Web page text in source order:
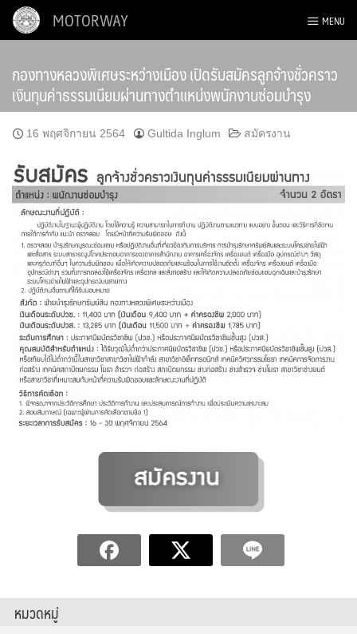
Skip
MOTORWAY MENU
กองทางหลวงพิเศษระหว่างเมือง เปิดรับสมัครลูกจ้างชั่วคราว
เงินทุนค่าธรรมเนียมผ่านทางตำแหน่งพนักงานซ่อมบำรุง
16 พฤศจิกายน 2564 Gultida Inglum สมัครงาน
หมวดหมู่